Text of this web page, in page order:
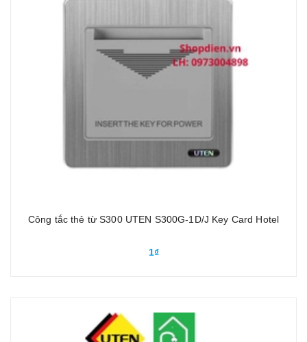
Công tắc thẻ từ S300 UTEN S300G-1D/J Key Card Hotel
1₫